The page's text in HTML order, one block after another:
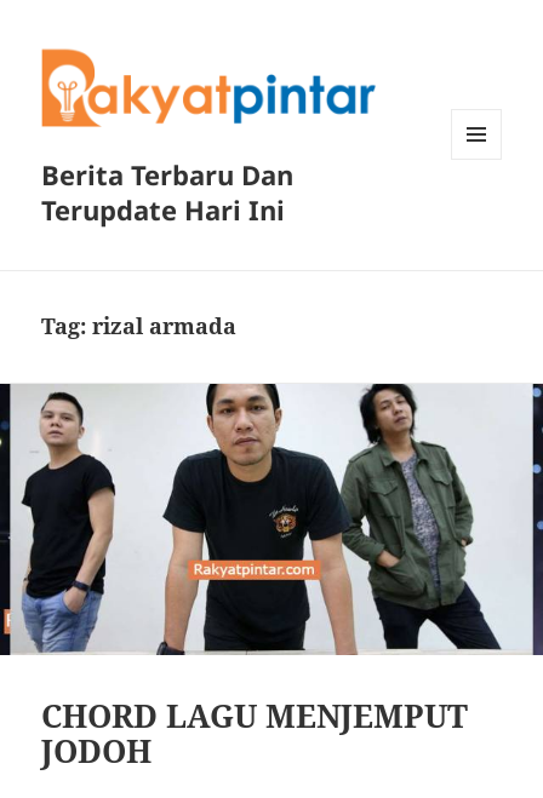
Berita Terbaru Dan
Terupdate Hari Ini
Tag:rizal armada
CHORD LAGU MENJEMPUT
JODOH